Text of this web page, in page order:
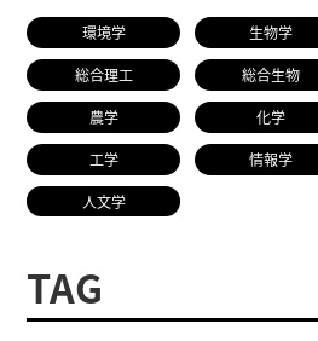
環境学 生物学
総合理工 総合生物
農学 化学
工学 情報学
人文学
TAG